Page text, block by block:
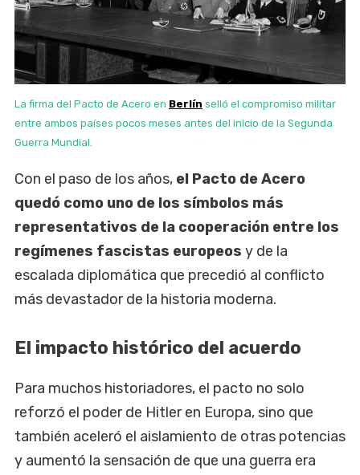
La firma del Pacto de Acero en Berlín selló el compromiso militar
entre ambos países pocos meses antes del inicio de la Segunda
Guerra Mundial.
Con el paso de los años, el Pacto de Acero
quedó como uno de los símbolos más
representativos de la cooperación entre los
regímenes fascistas europeos y de la
escalada diplomática que precedió al conflicto
más devastador de la historia moderna.
El impacto histórico del acuerdo
Para muchos historiadores, el pacto no solo
reforzó el poder de Hitler en Europa, sino que
también aceleró el aislamiento de otras potencias
y aumentó la sensación de que una guerra era